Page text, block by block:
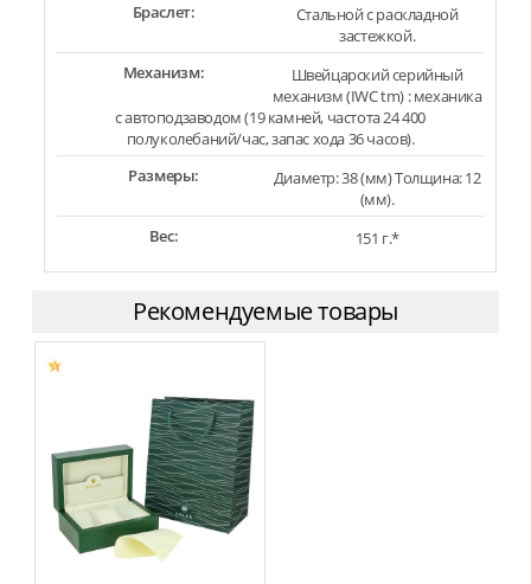
Браслет:
Стальной с раскладной
застежкой.
Механизм:
Швейцарский серийный
механизм (IWC tm) : механика
с автоподзаводом (19 камней, частота 24 400
полуколебаний/час, запас хода 36 часов).
Размеры:
Диаметр: 38 (мм) Толщина: 12
(мм).
Вес:
151 г.*
Рекомендуемые товары